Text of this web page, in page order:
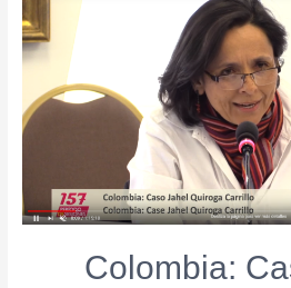
Colombia: